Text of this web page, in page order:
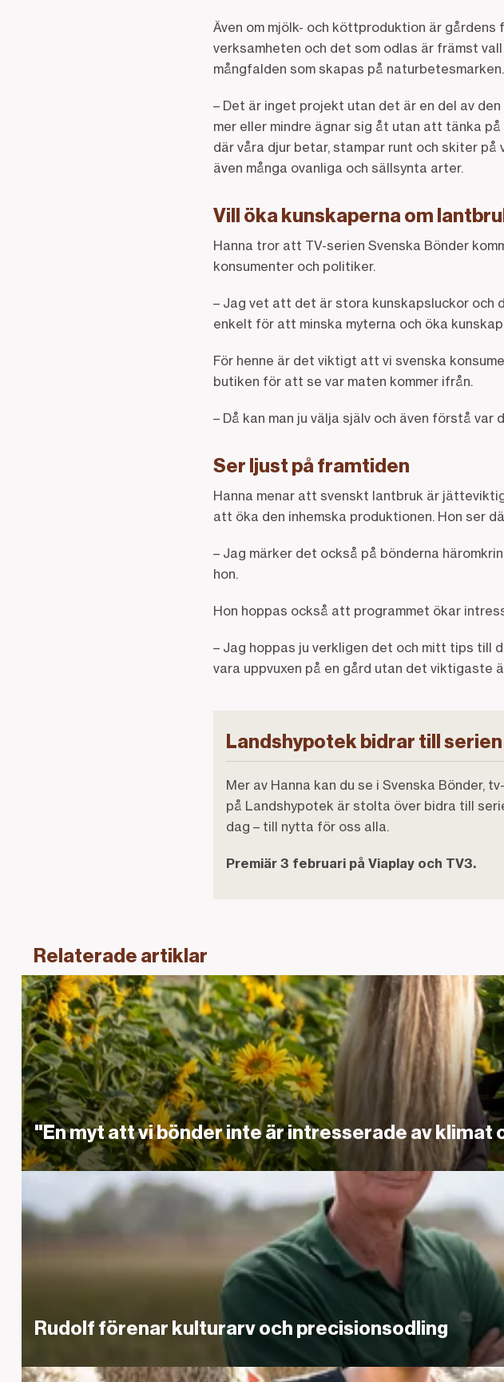
Även om mjölk- och köttproduktion är
verksamheten och det som odlas är främst
mångfalden som skapas på naturbetesmarken.
– Det är inget projekt utan det är en del av
mer eller mindre ägnar sig åt utan att tänka
där våra djur betar, stampar runt och skiter
även många ovanliga och sällsynta arter.
Vill öka kunskaperna om
Hanna tror att TV-serien Svenska Bönder
konsumenter och politiker.
– Jag vet att det är stora kunskapsluckor och
enkelt för att minska myterna och öka
För henne är det viktigt att vi svenska
butiken för att se var maten kommer ifrån.
– Då kan man ju välja själv och även förstå var
Ser ljust på framtiden
Hanna menar att svenskt lantbruk är
att öka den inhemska produktionen. Hon ser
– Jag märker det också på bönderna
hon.
Hon hoppas också att programmet ökar
– Jag hoppas ju verkligen det och mitt tips till
vara uppvuxen på en gård utan det viktigaste
Landshypotek bidrar till
Mer av Hanna kan du se i Svenska Bönder,
på Landshypotek är stolta över bidra till
dag – till nytta för oss alla.
Premiär 3 februari på Viaplay och TV3.
Relaterade artiklar
Länk
"En myt att vi bönder inte är intresserade av klimat
Rudolf förenar kulturarv och precisionsodling
Länk